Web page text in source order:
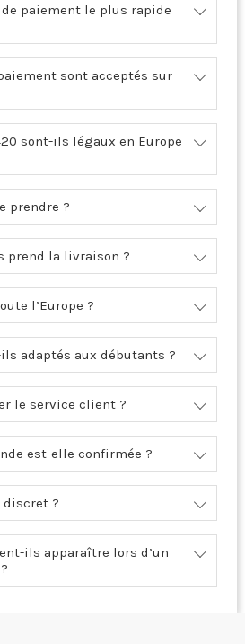
paiement le plus rapide
sont acceptés sur
sont-ils légaux en Europe
prendre ?
prend la livraison ?
l’Europe ?
adaptés aux débutants ?
le service client ?
est-elle confirmée ?
discret ?
ils apparaître lors d’un